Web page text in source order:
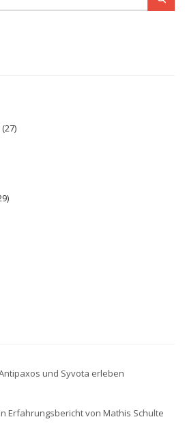
(27)
und Syvota erleben
Erfahrungsbericht von Mathis Schulte